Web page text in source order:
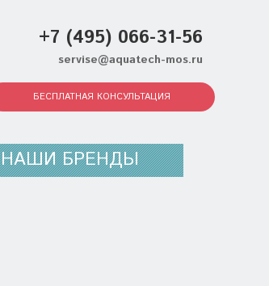
+7 (495) 066-31-56
servise@aquatech-mos.ru
БЕСПЛАТНАЯ КОНСУЛЬТАЦИЯ
НАШИ БРЕНДЫ